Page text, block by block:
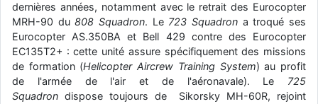
d9pouces: C'est plutôt après le lycée, voire après une prépa
scientifique, tu as donc encore un peu de temps devant toi
yaellerigolow : bonjour a tous je suis un élève de première
passionnée par l'aviation militaire , pourrais je savoir que faire après
le lycée pour s'orienter et pouvoir devenir officier de l'armée de l'air?
d9pouces: lesquels, par exemple ?
dernières années, notamment avec le retrait des Eurocopter
MRH-90 du808 Squadron. Le 723 Squadron a troqué ses
Eurocopter AS.350BA et Bell 429 contre des Eurocopter
EC135T2+ : cette unité assure spécifiquement des missions
de formation (Helicopter Aircrew Training System) au profit
de l'armée de l'air et de l'aéronavale). Le 725
Squadron dispose toujours de Sikorsky MH-60R, rejoint